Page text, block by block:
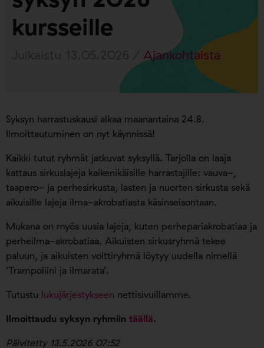
kursseille
Ajankohtaista
Syksyn harrastuskausi alkaa maanantaina 24.8.
Ilmoittautuminen on nyt käynnissä!
Kaikki tutut ryhmät jatkuvat syksyllä. Tarjolla on laaja
kattaus sirkuslajeja kaikenikäisille harrastajille: vauva-,
taapero- ja perhesirkusta, lasten ja nuorten sirkusta sekä
aikuisille lajeja ilma-akrobatiasta käsinseisontaan.
Mukana on myös uusia lajeja, kuten perhepariakrobatiaa ja
perheilma-akrobatiaa. Aikuisten sirkusryhmä tekee
paluun, ja aikuisten volttiryhmä löytyy uudella nimellä
’Trampoliini ja ilmarata’.
Tutustu lukujärjestykseen nettisivuillamme.
Ilmoittaudu syksyn ryhmiin täällä.
Päivitetty 13.5.2026 07:52